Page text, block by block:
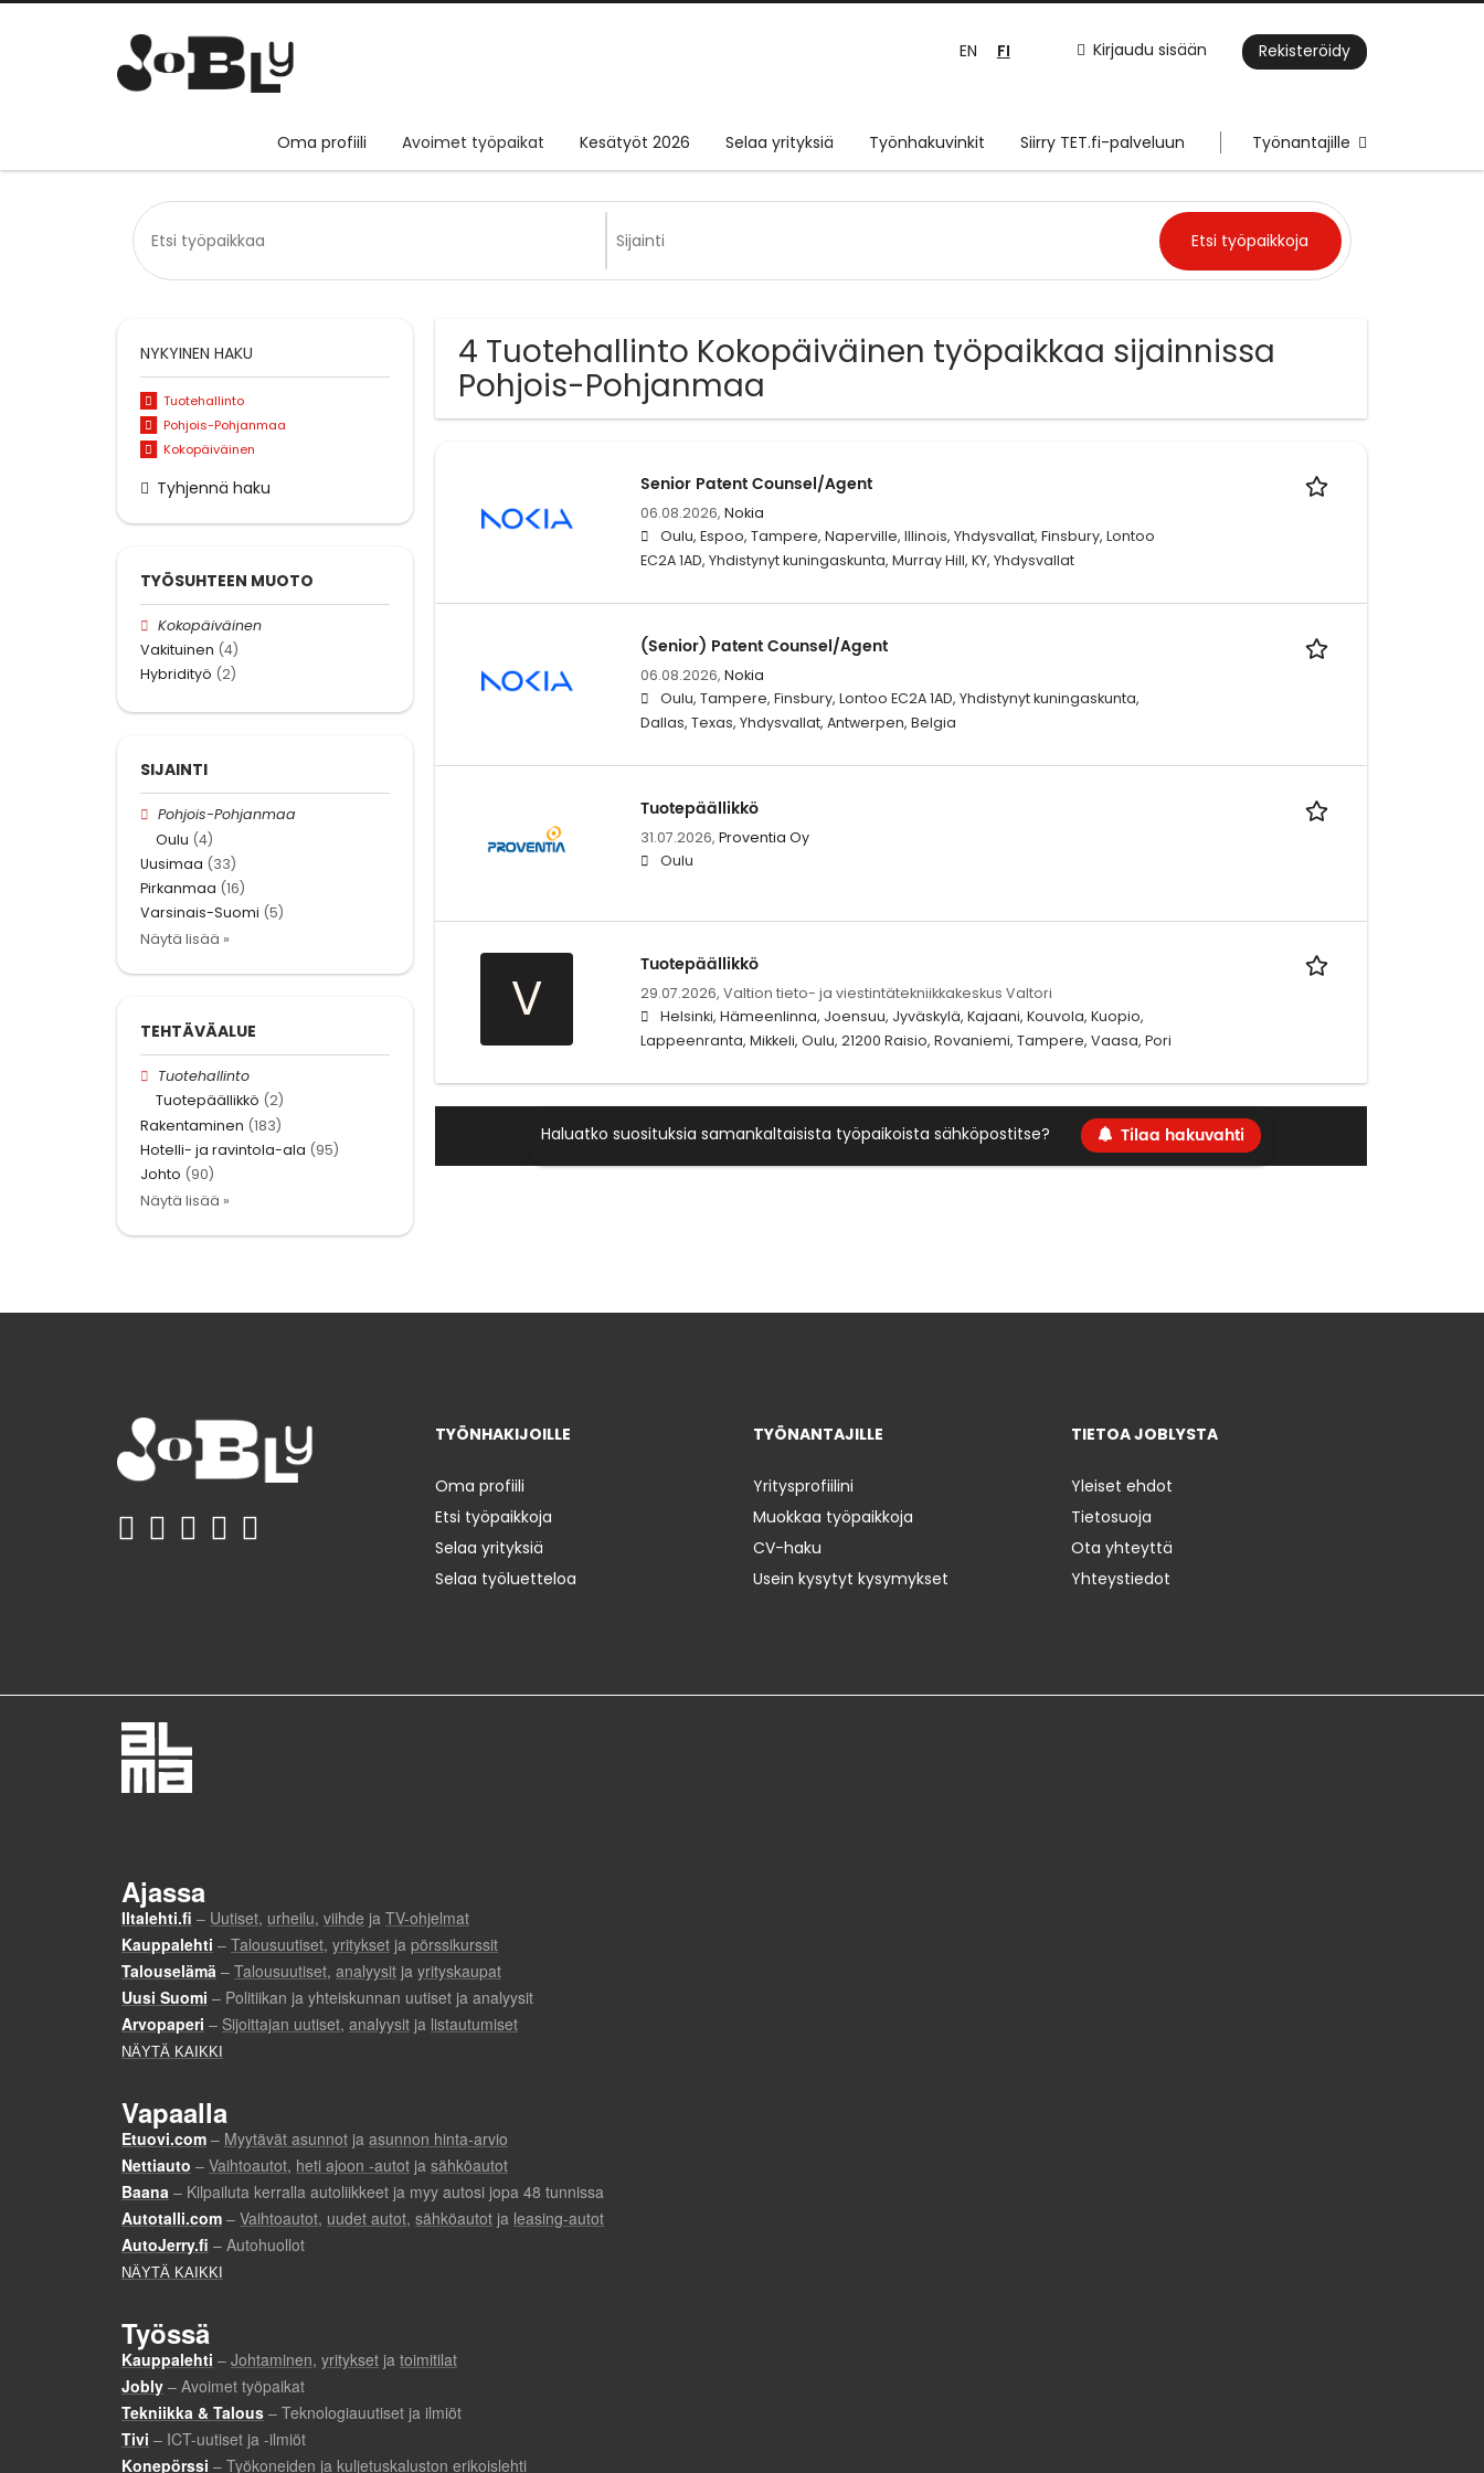
Kirjaudu sisään Rekisteröidy
EN FI
Oma profiili Avoimet työpaikat Kesätyöt 2026 Selaa yrityksiä Työnhakuvinkit Siirry TET.fi-palveluun Työnantajille
4 Tuotehallinto Kokopäiväinen työpaikkaa sijainnissa
Pohjois-Pohjanmaa
Senior Patent Counsel/Agent
06.08.2026, Nokia
Oulu, Espoo, Tampere, Naperville, Illinois, Yhdysvallat, Finsbury, Lontoo
EC2A 1AD, Yhdistynyt kuningaskunta, Murray Hill, KY, Yhdysvallat
(Senior) Patent Counsel/Agent
06.08.2026, Nokia
Oulu, Tampere, Finsbury, Lontoo EC2A 1AD, Yhdistynyt kuningaskunta,
Dallas, Texas, Yhdysvallat, Antwerpen, Belgia
Tuotepäällikkö
31.07.2026, Proventia Oy
Oulu
V
Tuotepäällikkö
29.07.2026, Valtion tieto- ja viestintätekniikkakeskus Valtori
Helsinki, Hämeenlinna, Joensuu, Jyväskylä, Kajaani, Kouvola, Kuopio,
Lappeenranta, Mikkeli, Oulu, 21200 Raisio, Rovaniemi, Tampere, Vaasa, Pori
Haluatko suosituksia samankaltaisista työpaikoista sähköpostitse? Tilaa hakuvahti
NYKYINEN HAKU
Tuotehallinto
Pohjois-Pohjanmaa
Kokopäiväinen
Tyhjennä haku
TYÖSUHTEEN MUOTO
Kokopäiväinen
Vakituinen (4)
Hybridityö (2)
SIJAINTI
Pohjois-Pohjanmaa
Oulu (4)
Uusimaa (33)
Pirkanmaa (16)
Varsinais-Suomi (5)
Näytä lisää »
TEHTÄVÄALUE
Tuotehallinto
Tuotepäällikkö (2)
Rakentaminen (183)
Hotelli- ja ravintola-ala (95)
Johto (90)
Näytä lisää »
TYÖNHAKIJOILLE
Oma profiili
Etsi työpaikkoja
Selaa yrityksiä
Selaa työluetteloa
TYÖNANTAJILLE
Yritysprofiilini
Muokkaa työpaikkoja
CV-haku
Usein kysytyt kysymykset
TIETOA JOBLYSTA
Yleiset ehdot
Tietosuoja
Ota yhteyttä
Yhteystiedot